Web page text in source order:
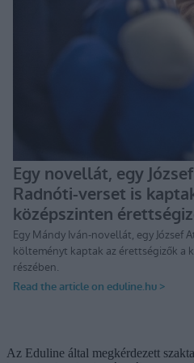
Az Eduline által megkérdezett